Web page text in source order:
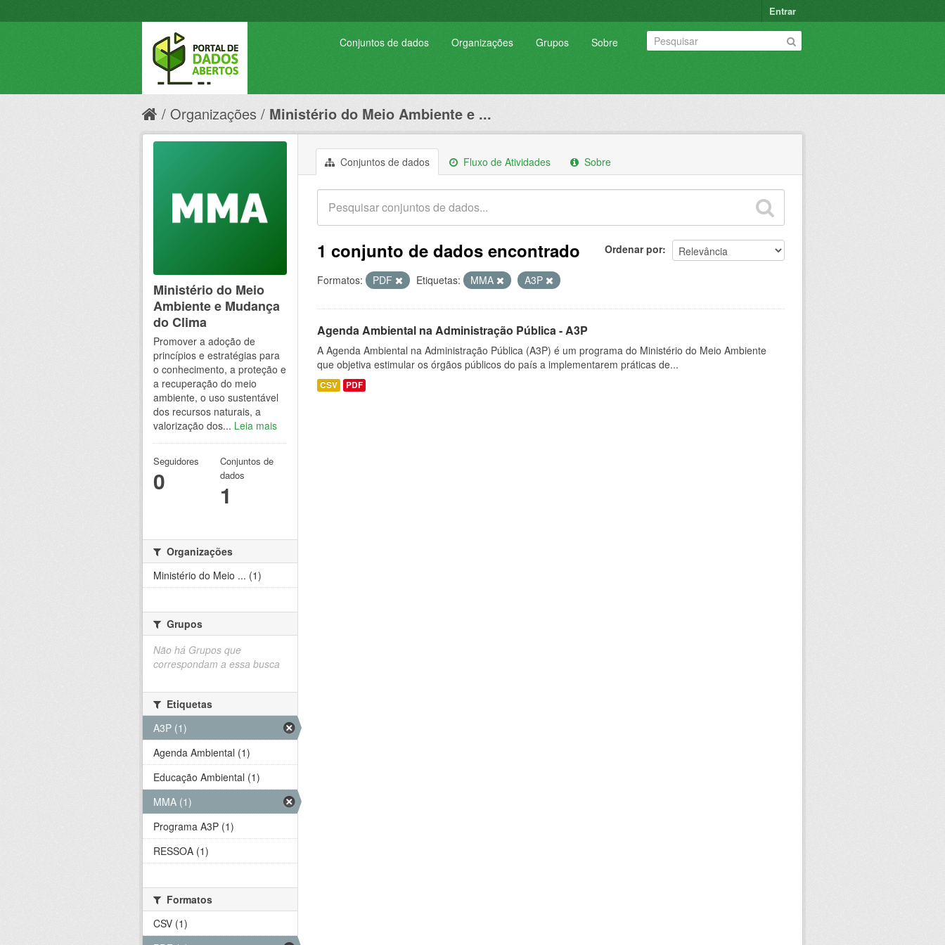
Entrar
Conjuntos de dados Organizações Grupos Sobre
Organizações Ministério do Meio Ambiente e ...
Conjuntos de dados Fluxo de Atividades Sobre
Ordenar por
1 conjunto de dados encontrado
Formatos: PDF Etiquetas: MMA A3P
Agenda Ambiental na Administração Pública - A3P
A Agenda Ambiental na Administração Pública (A3P) é um programa do Ministério do Meio Ambiente
que objetiva estimular os órgãos públicos do país a implementarem práticas de...
CSV PDF
Ministério do Meio
Ambiente e Mudança
do Clima
Promover a adoção de
princípios e estratégias para
o conhecimento, a proteção e
a recuperação do meio
ambiente, o uso sustentável
dos recursos naturais, a
valorização dos... Leia mais
Seguidores
0
Conjuntos de
dados
1
Organizações
Ministério do Meio ... (1)
Grupos
Não há Grupos que
correspondam a essa busca
Etiquetas
A3P (1)
Agenda Ambiental (1)
Educação Ambiental (1)
MMA (1)
Programa A3P (1)
RESSOA (1)
Formatos
CSV (1)